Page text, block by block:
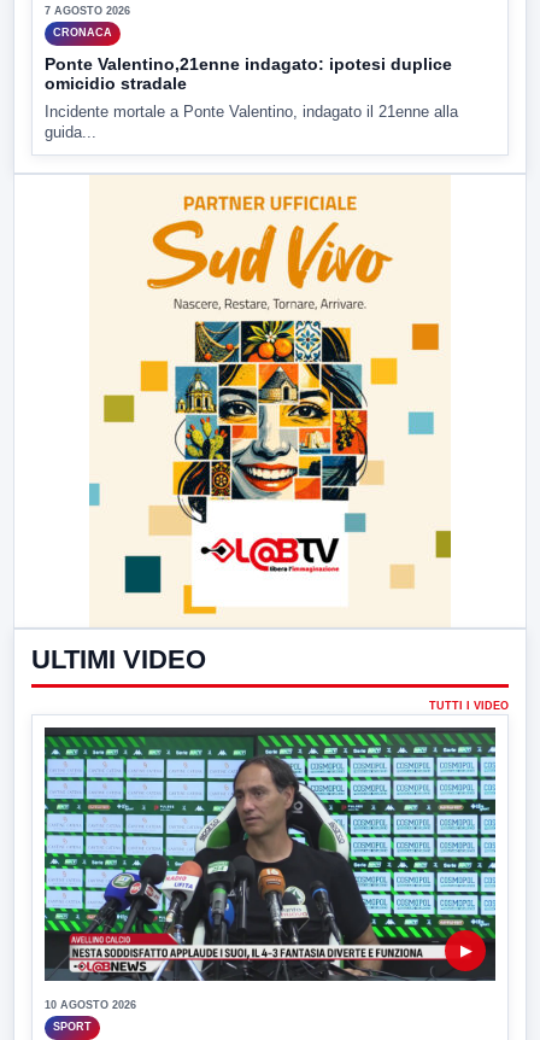
7 AGOSTO 2026
CRONACA
Ponte Valentino,21enne indagato: ipotesi duplice
omicidio stradale
Incidente mortale a Ponte Valentino, indagato il 21enne alla
guida...
ULTIMI VIDEO
TUTTI I VIDEO
▶
10 AGOSTO 2026
SPORT